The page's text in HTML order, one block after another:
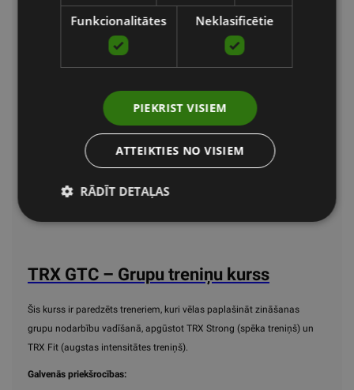
Apgūsiet TRX funkcionalitātes izmantošanu grupu
nodarbībās.
Saņemsiet detalizētu TRX instruktoru rokasgrāmatu.
Treneriem, kas vēlas paplašināt zināšanas un
dažādot treniņu programmas.
Iegūtie punkti: ACE 0.7, AFAA 7.0, canfitpro 4.0, NASM 0.7, NSCA 0.7,
PTA Global 8.0.
Svarīgi! Pirmā līmeņa TRX papildkursam var pieteikties pēc nokārtotām
TRX GTC – Grupu treniņu kurss
Šis kurss ir paredzēts treneriem, kuri vēlas paplašināt zināšanas
grupu nodarbību vadīšanā, apgūstot TRX Strong (spēka treniņš) un
TRX Fit (augstas intensitātes treniņš).
Galvenās priekšrocības:
Funkcionalitātes Neklasificētie
PIEKRIST VISIEM
ATTEIKTIES NO VISIEM
RĀDĪT DETAĻAS